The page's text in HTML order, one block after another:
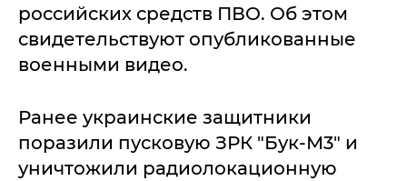
российских средств ПВО. Об этом
свидетельствуют опубликованные
военными видео.
Ранее украинские защитники
поразили пусковую ЗРК "Бук-М3" и
уничтожили радиолокационную